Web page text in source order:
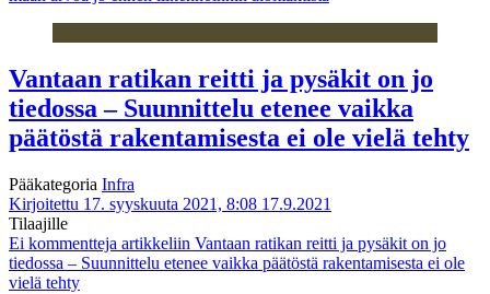
Vantaan ratikan reitti ja pysäkit on jo
tiedossa – Suunnittelu etenee vaikka
päätöstä rakentamisesta ei ole vielä tehty
Pääkategoria Infra
Kirjoitettu 17. syyskuuta 2021, 8:08 17.9.2021
Tilaajille
Ei kommentteja artikkeliin Vantaan ratikan reitti ja pysäkit on jo
tiedossa – Suunnittelu etenee vaikka päätöstä rakentamisesta ei ole
vielä tehty